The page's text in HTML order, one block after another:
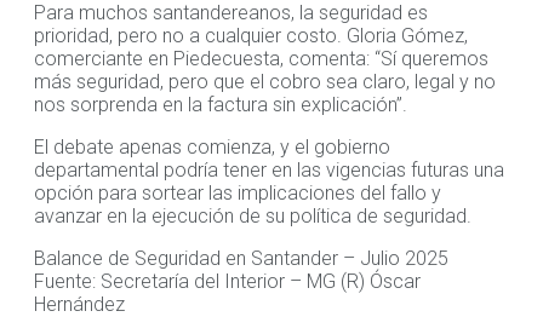
Para muchos santandereanos, la seguridad es
prioridad, pero no a cualquier costo. Gloria Gómez,
comerciante en Piedecuesta, comenta: “Sí queremos
más seguridad, pero que el cobro sea claro, legal y no
nos sorprenda en la factura sin explicación”.
El debate apenas comienza, y el gobierno
departamental podría tener en las vigencias futuras una
opción para sortear las implicaciones del fallo y
avanzar en la ejecución de su política de seguridad.
Balance de Seguridad en Santander – Julio 2025
Fuente: Secretaría del Interior – MG (R) Óscar
Hernández